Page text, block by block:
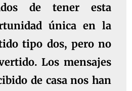
de tener esta
única en la
tipo dos, pero no
Los mensajes
de casa nos han